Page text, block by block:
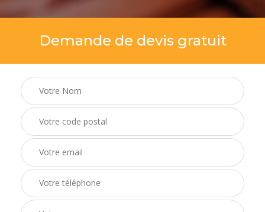
Demande de devis gratuit